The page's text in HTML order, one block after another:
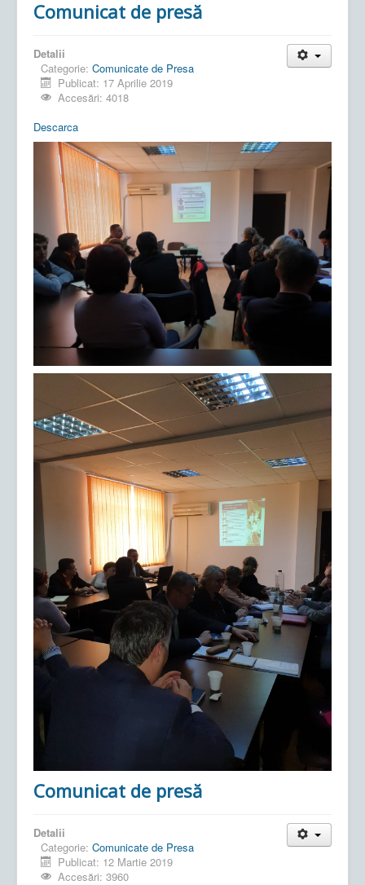
Comunicat de presă
Detalii
Categorie: Comunicate de Presa
Publicat: 17 Aprilie 2019
Accesări: 4018
Descarca
Comunicat de presă
Detalii
Categorie: Comunicate de Presa
Publicat: 12 Martie 2019
Accesări: 3960